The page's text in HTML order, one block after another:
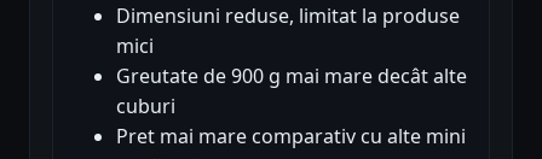
Dimensiuni reduse, limitat la produse
mici
Greutate de 900 g mai mare decât alte
cuburi
Pret mai mare comparativ cu alte mini